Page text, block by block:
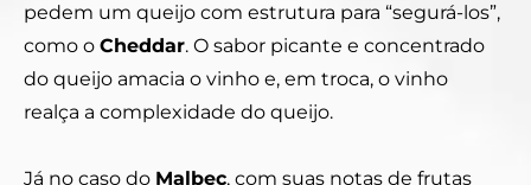
pedem um queijo com estrutura para “segurá-los”,
como o Cheddar. O sabor picante e concentrado
do queijo amacia o vinho e, em troca, o vinho
realça a complexidade do queijo.
Já no caso do Malbec, com suas notas de frutas